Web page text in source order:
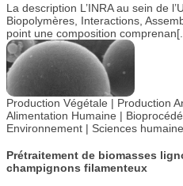
La description L’INRA au sein de
Biopolymères, Interactions,
point une composition
Production Végétale | Production
Alimentation Humaine |
Environnement | Sciences
Prétraitement de biomasses
champignons filamenteux